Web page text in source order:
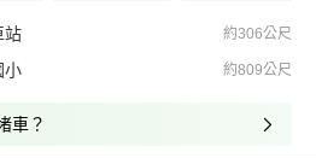
站 約306公尺
小 約809公尺
車？